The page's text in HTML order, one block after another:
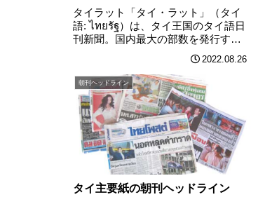
タイラット「タイ・ラット」（タイ
語: ไทยรัฐ）は、タイ王国のタイ語日
刊新聞。国内最大の部数を発行する
全国大衆紙。1962年12月25日 に創
刊。 ワッチャラポーン社が所有す
る。現在公称100万部を発行し、1部
10バーツ。プラウィット氏………
2022.08.26
朝刊ヘッドライン
タイ主要紙の朝刊ヘッドライン